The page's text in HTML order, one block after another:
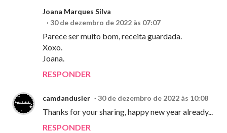
Joana Marques Silva
30 de dezembro de 2022 às 07:07
Parece ser muito bom, receita guardada.
Xoxo.
Joana.
RESPONDER
camdandusler 30 de dezembro de 2022 às 10:08
Thanks for your sharing, happy new year already...
RESPONDER